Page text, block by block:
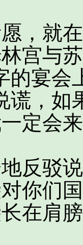
就在
宫与
的宴会
谎，如
定会
驳说
你们
在肩